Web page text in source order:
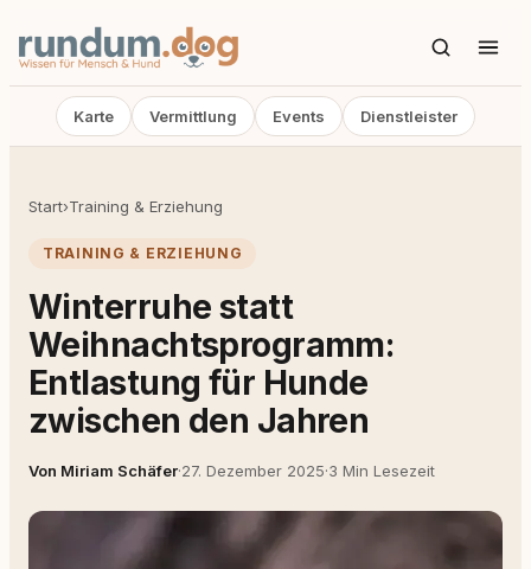
Karte Vermittlung Events Dienstleister
Start›Training & Erziehung
TRAINING & ERZIEHUNG
Winterruhe statt
Weihnachtsprogramm:
Entlastung für Hunde
zwischen den Jahren
Von Miriam Schäfer·27. Dezember 2025·3 Min Lesezeit